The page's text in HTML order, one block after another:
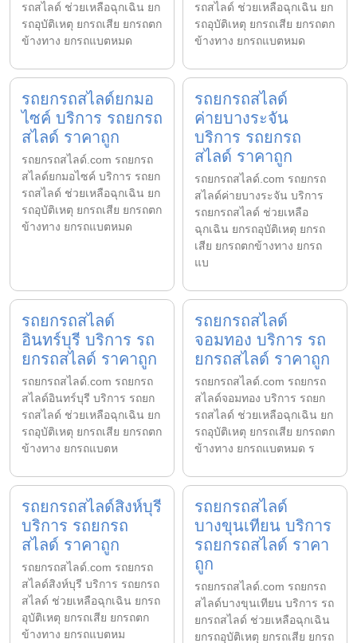
รถสไลด์ ช่วยเหลือฉุกเฉิน ยก
รถอุบัติเหตุ ยกรถเสีย ยกรถตก
ข้างทาง ยกรถแบตหมด
รถสไลด์ ช่วยเหลือฉุกเฉิน ยก
รถอุบัติเหตุ ยกรถเสีย ยกรถตก
ข้างทาง ยกรถแบตหมด
รถยกรถสไลด์ยกมอ
ไซค์ บริการ รถยกรถ
สไลด์ ราคาถูก
รถยกรถสไลด์.com รถยกรถ
สไลด์ยกมอไซค์ บริการ รถยก
รถสไลด์ ช่วยเหลือฉุกเฉิน ยก
รถอุบัติเหตุ ยกรถเสีย ยกรถตก
ข้างทาง ยกรถแบตหมด
รถยกรถสไลด์
ค่ายบางระจัน
บริการ รถยกรถ
สไลด์ ราคาถูก
รถยกรถสไลด์.com รถยกรถ
สไลด์ค่ายบางระจัน บริการ
รถยกรถสไลด์ ช่วยเหลือ
ฉุกเฉิน ยกรถอุบัติเหตุ ยกรถ
เสีย ยกรถตกข้างทาง ยกรถ
แบ
รถยกรถสไลด์
อินทร์บุรี บริการ รถ
ยกรถสไลด์ ราคาถูก
รถยกรถสไลด์.com รถยกรถ
สไลด์อินทร์บุรี บริการ รถยก
รถสไลด์ ช่วยเหลือฉุกเฉิน ยก
รถอุบัติเหตุ ยกรถเสีย ยกรถตก
ข้างทาง ยกรถแบตห
รถยกรถสไลด์
จอมทอง บริการ รถ
ยกรถสไลด์ ราคาถูก
รถยกรถสไลด์.com รถยกรถ
สไลด์จอมทอง บริการ รถยก
รถสไลด์ ช่วยเหลือฉุกเฉิน ยก
รถอุบัติเหตุ ยกรถเสีย ยกรถตก
ข้างทาง ยกรถแบตหมด ร
รถยกรถสไลด์สิงห์บุรี
บริการ รถยกรถ
สไลด์ ราคาถูก
รถยกรถสไลด์.com รถยกรถ
สไลด์สิงห์บุรี บริการ รถยกรถ
สไลด์ ช่วยเหลือฉุกเฉิน ยกรถ
อุบัติเหตุ ยกรถเสีย ยกรถตก
ข้างทาง ยกรถแบตหม
รถยกรถสไลด์
บางขุนเทียน บริการ
รถยกรถสไลด์ ราคา
ถูก
รถยกรถสไลด์.com รถยกรถ
สไลด์บางขุนเทียน บริการ รถ
ยกรถสไลด์ ช่วยเหลือฉุกเฉิน
ยกรถอุบัติเหตุ ยกรถเสีย ยกรถ